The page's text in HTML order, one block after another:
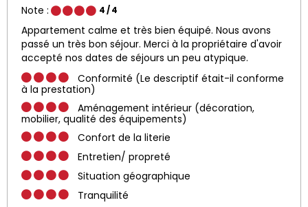
Note :
4/ 4
Appartement calme et très bien équipé. Nous avons
passé un très bon séjour. Merci à la propriétaire d'avoir
accepté nos dates de séjours un peu atypique.
Conformité (Le descriptif était-il conforme
à la prestation)
Aménagement intérieur (décoration,
mobilier, qualité des équipements)
Confort de la literie
Entretien/ propreté
Situation géographique
Tranquilité